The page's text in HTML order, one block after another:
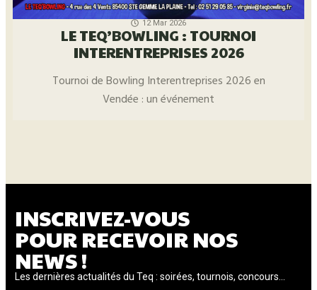
12 Mar 2026
LE TEQ’BOWLING : TOURNOI
INTERENTREPRISES 2026
Tournoi de Bowling Interentreprises 2026 en
Vendée : un événement
INSCRIVEZ-VOUS
POUR RECEVOIR NOS
NEWS !
Les dernières actualités du Teq : soirées, tournois, concours...